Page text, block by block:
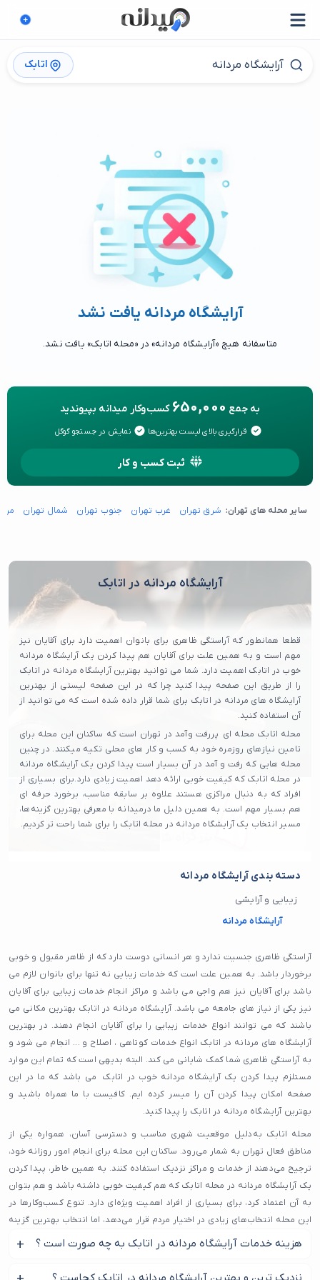
اتابک
آرایشگاه مردانه یافت نشد
متاسفانه هیچ «آرایشگاه مردانه» در «محله اتابک» یافت نشد.
به جمع 650,000 کسب‌وکار میدانه بپیوندید
قرارگیری بالای لیست بهترین‌ها نمایش در جستجو گوگل
ثبت کسب و کار
سایر محله های تهران: شرق تهران غرب تهران جنوب تهران شمال تهران
آرایشگاه مردانه در اتابک
قطعا همانطور که آراستگی ظاهری برای بانوان اهمیت دارد برای آقایان نیز
مهم است و به همین علت برای آقایان هم پیدا کردن یک آرایشگاه مردانه
خوب در اتابک اهمیت دارد. شما می توانید بهترین آرایشگاه مردانه در اتابک
را از طریق این صفحه پیدا کنید چرا که در این صفحه لیستی از بهترین
آرایشگاه های مردانه در اتابک برای شما قرار داده شده است که می توانید از
آن استفاده کنید.
محله اتابک محله‌ ای پررفت‌ وآمد در تهران است که ساکنان این محله برای
تامین نیازهای روزمره خود به کسب و کار های محلی تکیه میکنند. در چنین
محله هایی که رفت و آمد در آن بسیار است پیدا کردن یک آرایشگاه مردانه
در محله اتابک که کیفیت خوبی ارائه دهد اهمیت زیادی دارد.برای بسیاری از
افراد که به دنبال مراکزی هستند علاوه بر سابقه مناسب، برخورد حرفه‌ ای
هم بسیار مهم است. به همین دلیل ما درمیدانه با معرفی بهترین گزینه‌ها،
مسیر انتخاب یک آرایشگاه مردانه در محله اتابک را برای شما راحت تر کردیم.
دسته بندی آرایشگاه مردانه
زیبایی و آرایشی
آرایشگاه مردانه
آراستگی ظاهری جنسیت ندارد و هر انسانی دوست دارد که از ظاهر مقبول و خوبی
برخوردار باشد. به همین علت است که خدمات زیبایی نه تنها برای بانوان لازم می
باشد برای آقایان نیز هم واجی می باشد و مراکز انجام خدمات زیبایی برای آقایان
نیز یکی از نیاز های جامعه می باشد. آرایشگاه مردانه در اتابک بهترین مکانی می
باشند که می توانند انواع خدمات زیبایی را برای آقایان انجام دهند. در بهترین
آرایشگاه های مردانه در اتابک انواع خدمات کوتاهی ، اصلاح و ... انجام می شود و
به آراستگی ظاهری شما کمک شایانی می کند. البته بدیهی است که تمام این موارد
مستلزم پیدا کردن یک آرایشگاه مردانه خوب در اتابک می باشد که ما در این
صفحه امکان پیدا کردن آن را میسر کرده ایم. کافیست با ما همراه باشید و
بهترین آرایشگاه مردانه در اتابک را پیدا کنید.
محله اتابک به‌دلیل موقعیت شهری مناسب و دسترسی آسان، همواره یکی از
مناطق فعال تهران به شمار می‌رود. ساکنان این محله برای انجام امور روزانه خود،
ترجیح می‌دهند از خدمات و مراکز نزدیک استفاده کنند. به همین خاطر، پیدا کردن
یک آرایشگاه مردانه در محله اتابک که هم کیفیت خوبی داشته باشد و هم بتوان
به آن اعتماد کرد، برای بسیاری از افراد اهمیت ویژه‌ای دارد. تنوع کسب‌وکارها در
این محله انتخاب‌های زیادی در اختیار مردم قرار می‌دهد، اما انتخاب بهترین گزینه
نیاز به اطلاعات دقیق دارد.
محله اتابک را در میدانه معرفی کرده ایم. اگر به دنبال یک آرایشگاه مردانه در
هزینه خدمات آرایشگاه مردانه در اتابک به چه صورت است ؟
بر اساس نوع آرایشگاه مردانه در اتابک و شیوه انجام خدمات این